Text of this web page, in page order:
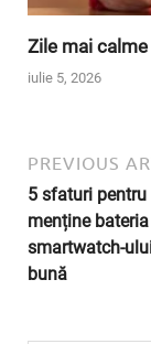
Zile mai
iulie 5, 2026
PREVIOUS
5 sfaturi pentru
menține bateria
smartwatch-
bună